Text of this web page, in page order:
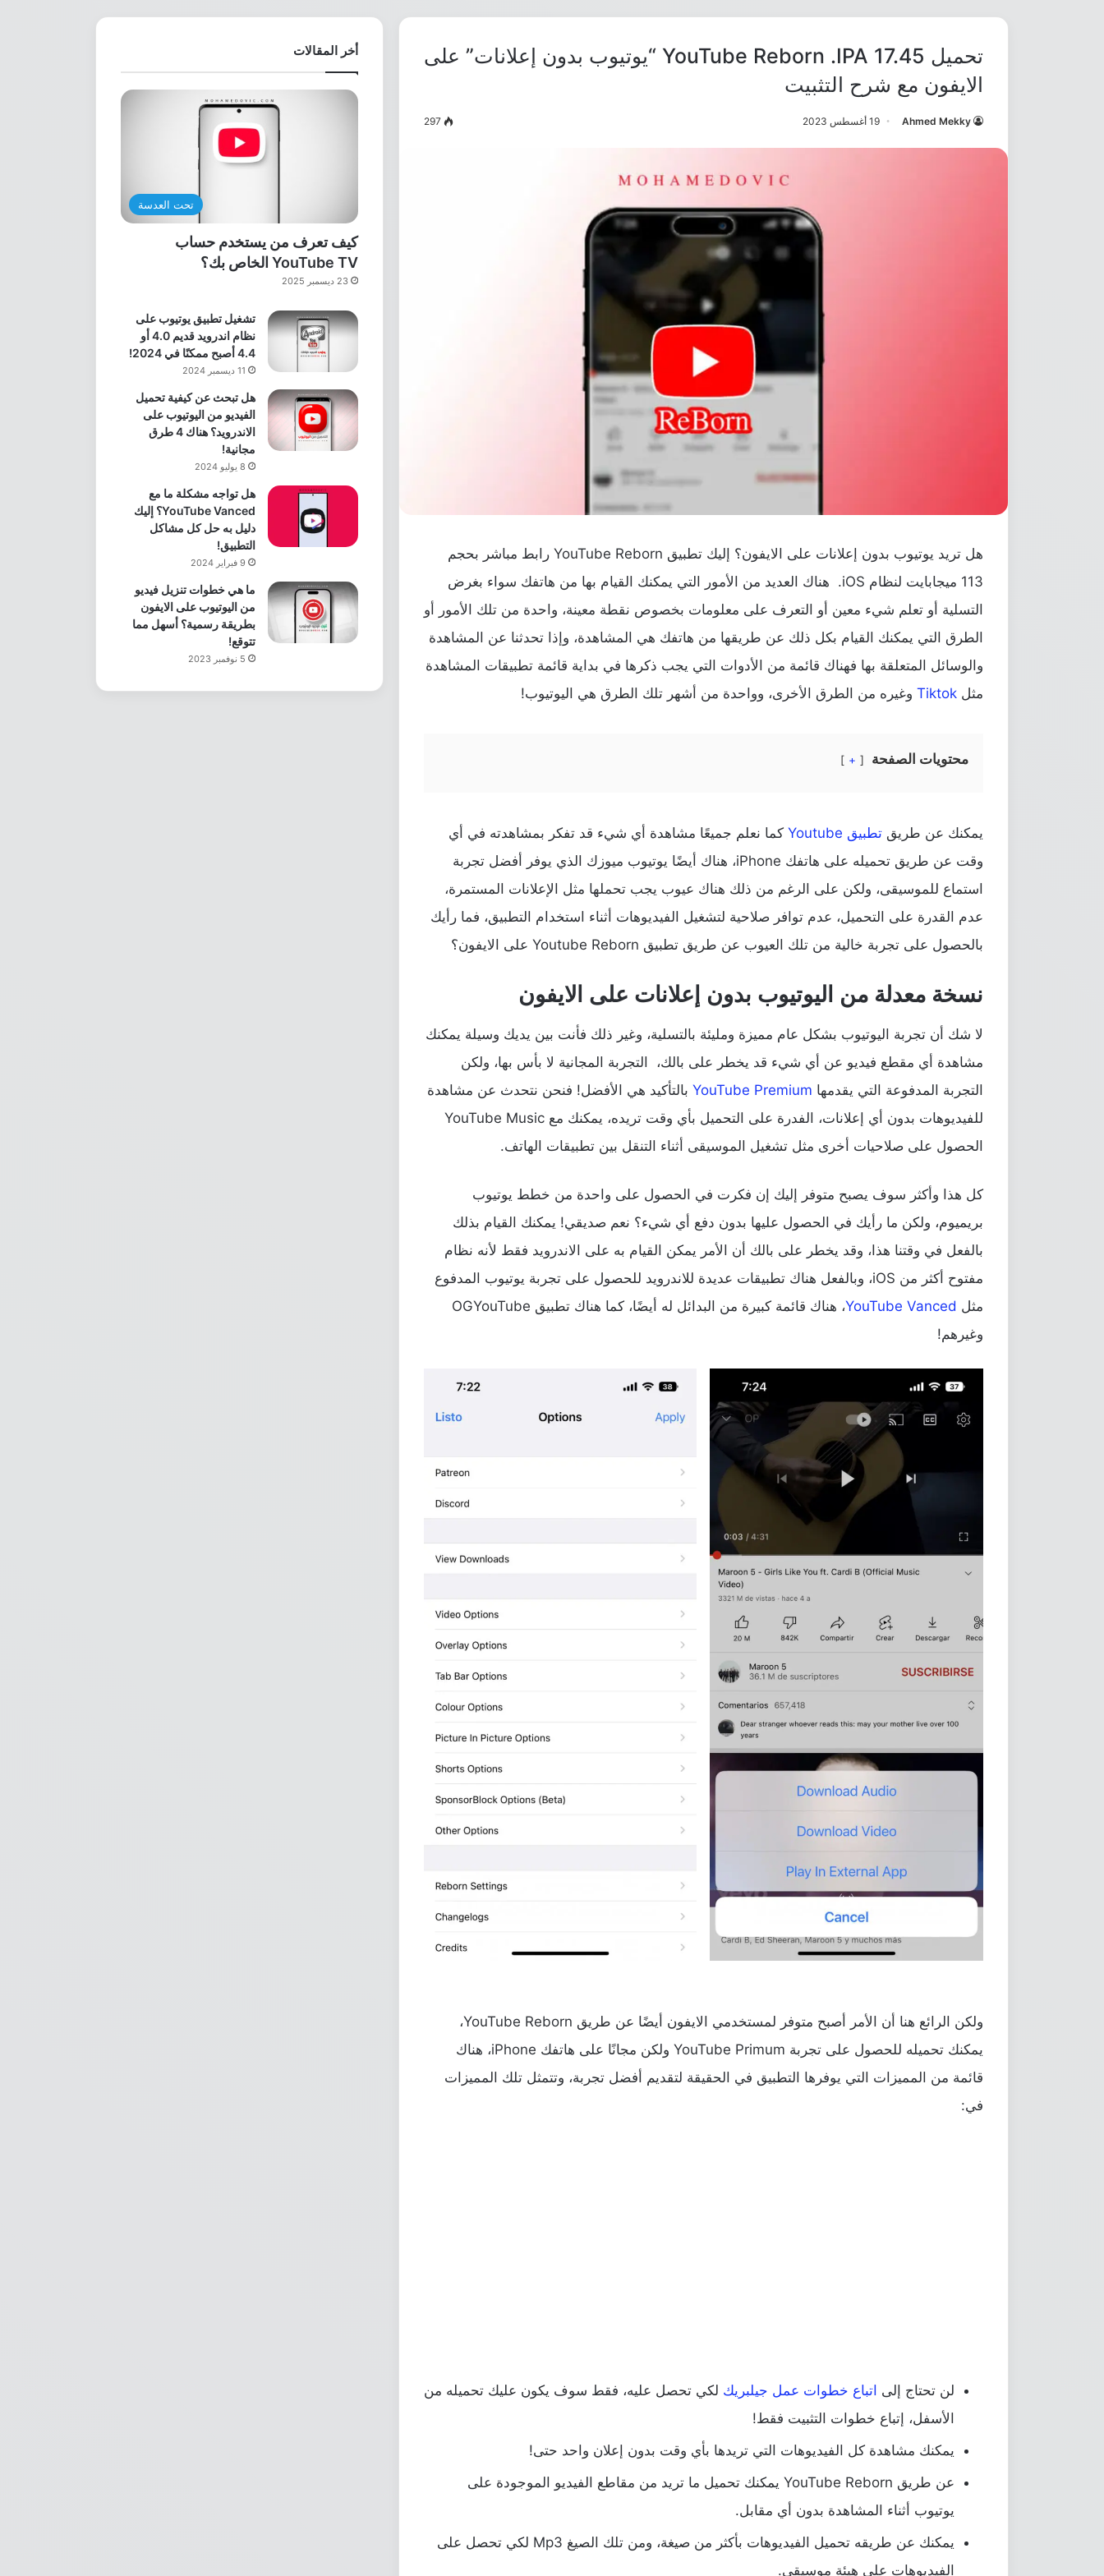
تحميل YouTube Reborn .IPA 17.45 “يوتيوب بدون إعلانات” على
الايفون مع شرح التثبيت
Ahmed Mekky 19 أغسطس 2023 297
هل تريد يوتيوب بدون إعلانات على الايفون؟ إليك تطبيق YouTube Reborn رابط مباشر بحجم
113 ميجابايت لنظام iOS. هناك العديد من الأمور التي يمكنك القيام بها من هاتفك سواء بغرض
التسلية أو تعلم شيء معين أو التعرف على معلومات بخصوص نقطة معينة، واحدة من تلك الأمور أو
الطرق التي يمكنك القيام بكل ذلك عن طريقها من هاتفك هي المشاهدة، وإذا تحدثنا عن المشاهدة
والوسائل المتعلقة بها فهناك قائمة من الأدوات التي يجب ذكرها في بداية قائمة تطبيقات المشاهدة
مثل Tiktokوغيره من الطرق الأخرى، وواحدة من أشهر تلك الطرق هي اليوتيوب!
محتويات الصفحة +
يمكنك عن طريق تطبيق Youtube
كما نعلم جميعًا مشاهدة أي شيء قد تفكر بمشاهدته في أي
وقت عن طريق تحميله على هاتفك iPhone، هناك أيضًا يوتيوب ميوزك الذي يوفر أفضل تجربة
استماع للموسيقى، ولكن على الرغم من ذلك هناك عيوب يجب تحملها مثل الإعلانات المستمرة،
عدم القدرة على التحميل، عدم توافر صلاحية لتشغيل الفيديوهات أثناء استخدام التطبيق، فما رأيك
بالحصول على تجربة خالية من تلك العيوب عن طريق تطبيق Youtube Reborn على الايفون؟
نسخة معدلة من اليوتيوب بدون إعلانات على الايفون
لا شك أن تجربة اليوتيوب بشكل عام مميزة ومليئة بالتسلية، وغير ذلك فأنت بين يديك وسيلة يمكنك
مشاهدة أي مقطع فيديو عن أي شيء قد يخطر على بالك، التجربة المجانية لا بأس بها، ولكن
التجربة المدفوعة التي يقدمها YouTube Premiumبالتأكيد هي الأفضل! فنحن نتحدث عن مشاهدة
للفيديوهات بدون أي إعلانات، الفدرة على التحميل بأي وقت تريده، يمكنك مع YouTube Music
الحصول على صلاحيات أخرى مثل تشغيل الموسيقى أثناء التنقل بين تطبيقات الهاتف.
كل هذا وأكثر سوف يصبح متوفر إليك إن فكرت في الحصول على واحدة من خطط يوتيوب
بريميوم، ولكن ما رأيك في الحصول عليها بدون دفع أي شيء؟ نعم صديقي! يمكنك القيام بذلك
بالفعل في وقتنا هذا، وقد يخطر على بالك أن الأمر يمكن القيام به على الاندرويد فقط لأنه نظام
مفتوح أكثر من iOS، وبالفعل هناك تطبيقات عديدة للاندرويد للحصول على تجربة يوتيوب المدفوع
مثل YouTube Vanced، هناك قائمة كبيرة من البدائل له أيضًا، كما هناك تطبيق OGYouTube
وغيرهم!
ولكن الرائع هنا أن الأمر أصبح متوفر لمستخدمي الايفون أيضًا عن طريق YouTube Reborn،
يمكنك تحميله للحصول على تجربة YouTube Primum ولكن مجانًا على هاتفك iPhone، هناك
قائمة من المميزات التي يوفرها التطبيق في الحقيقة لتقديم أفضل تجربة، وتتمثل تلك المميزات
في:
لن تحتاج إلى اتباع خطوات عمل جيلبريك لكي تحصل عليه، فقط سوف يكون عليك تحميله من
الأسفل، إتباع خطوات التثبيت فقط!
يمكنك مشاهدة كل الفيديوهات التي تريدها بأي وقت بدون إعلان واحد حتى!
عن طريق YouTube Reborn يمكنك تحميل ما تريد من مقاطع الفيديو الموجودة على
يوتيوب أثناء المشاهدة بدون أي مقابل.
يمكنك عن طريقه تحميل الفيديوهات بأكثر من صيغة، ومن تلك الصيغ Mp3 لكي تحصل على
الفيديوهات على هيئة موسيقى.
أخر المقالات
تحت العدسة
كيف تعرف من يستخدم حساب
YouTube TV الخاص بك؟
23 ديسمبر 2025
تشغيل تطبيق يوتيوب على
نظام اندرويد قديم 4.0 أو
4.4 أصبح ممكنًا في 2024!
11 ديسمبر 2024
هل تبحث عن كيفية تحميل
الفيديو من اليوتيوب على
الاندرويد؟ هناك 4 طرق
مجانية!
8 يوليو 2024
هل تواجه مشكلة ما مع
YouTube Vanced؟ إليك
دليل به حل كل مشاكل
التطبيق!
9 فبراير 2024
ما هي خطوات تنزيل فيديو
من اليوتيوب على الايفون
بطريقة رسمية؟ أسهل مما
تتوقع!
5 نوفمبر 2023